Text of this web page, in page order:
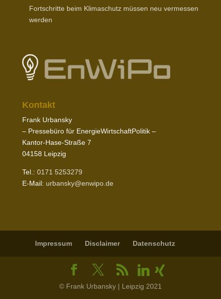
Fort­schritte beim Klima­schutz müssen neu vermessen
werden
Kontakt
Frank Urbansky
– Pres­sebüro für EnergieWirtschaftPolitik –
Kantor-​Hase-​Straße 7
04158Leipzig
Tel.: 0171 5253279
E‑Mail: urbansky@​enwipo.​de
Impressum Disclaimer Daten­schutz
© Frank Urbansky | Leipzig 2021